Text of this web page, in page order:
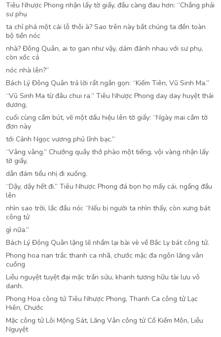
Tiêu Nhược Phong nhận lấy tờ giấy, đầu càng đau hơn: “Chẳng phải
sư phụ
ta chỉ phá một cái lỗ thôi à? Sao trên này bắt chúng ta đền toàn
bộ tiền nóc
nhà? Đông Quân, ai to gan như vậy, dám đánh nhau với sư phụ,
còn xốc cả
nóc nhà lên?”
Bách Lý Đông Quân trả lời rất ngắn gọn: “Kiếm Tiên, Vũ Sinh Ma.”
“Vũ Sinh Ma từ đâu chui ra.” Tiêu Nhược Phong day day huyệt thái
dương,
cuối cùng cầm bút, vẽ một dấu hiệu lên tờ giấy: “Ngày mai cầm tờ
đơn này
tới Cảnh Ngọc vương phủ lĩnh bạc.”
“Vâng vâng.” Chưởng quầy thở phào một tiếng, vội vàng nhận lấy
tờ giấy,
dẫn đám tiểu nhị đi xuống.
“Dậy, dậy hết đi.” Tiêu Nhược Phong đá bọn họ mấy cái, ngẩng đầu
lên
nhìn sao trời, lắc đầu nói: “Nếu bị người ta nhìn thấy, còn xưng bát
công tử
gì nữa.”
Bách Lý Đông Quân lặng lẽ nhẩm lại bài vè về Bắc Ly bát công tử.
Phong hoa nan trắc thanh ca nhã, chước mặc đa ngôn lăng vân
cuồng
Liễu nguyệt tuyệt đại mặc trần sửu, khanh tương hữu tài lưu vô
danh.
Phong Hoa công tử Tiêu Nhược Phong, Thanh Ca công tử Lạc
Hiên, Chước
Mặc công tử Lôi Mộng Sát, Lăng Vân công tử Cố Kiếm Môn, Liễu
Nguyệt